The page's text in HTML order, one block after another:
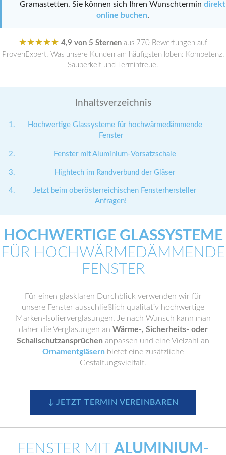
Gramastetten. Sie können sich Ihren Wunschtermin direkt
online buchen.
★★★★★ 4,9 von 5 Sternen aus 770 Bewertungen auf
ProvenExpert. Was unsere Kunden am häufigsten loben: Kompetenz,
Sauberkeit und Termintreue.
Inhaltsverzeichnis
Hochwertige Glassysteme für hochwärmedämmende
Fenster
Fenster mit Aluminium-Vorsatzschale
Hightech im Randverbund der Gläser
Jetzt beim oberösterreichischen Fensterhersteller
Anfragen!
HOCHWERTIGE GLASSYSTEME
FÜR HOCHWÄRMEDÄMMENDE
FENSTER
Für einen glasklaren Durchblick verwenden wir für
unsere Fenster ausschließlich qualitativ hochwertige
Marken-Isolierverglasungen. Je nach Wunsch kann man
daher die Verglasungen an Wärme-, Sicherheits- oder
Schallschutzansprüchen anpassen und eine Vielzahl an
Ornamentgläsern bietet eine zusätzliche
Gestaltungsvielfalt.
↓ JETZT TERMIN VEREINBAREN
FENSTER MIT ALUMINIUM-